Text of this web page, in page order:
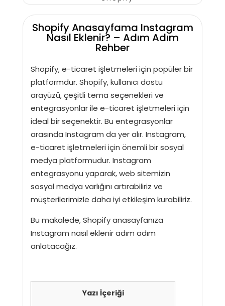
Shopify Anasayfama Instagram
Nasıl Eklenir? – Adım Adım
Rehber
Shopify, e-ticaret işletmeleri için popüler bir
platformdur. Shopify, kullanıcı dostu
arayüzü, çeşitli tema seçenekleri ve
entegrasyonlar ile e-ticaret işletmeleri için
ideal bir seçenektir. Bu entegrasyonlar
arasında Instagram da yer alır. Instagram,
e-ticaret işletmeleri için önemli bir sosyal
medya platformudur. Instagram
entegrasyonu yaparak, web sitemizin
sosyal medya varlığını artırabiliriz ve
müşterilerimizle daha iyi etkileşim kurabiliriz.
Bu makalede, Shopify anasayfanıza
Instagram nasıl eklenir adım adım
anlatacağız.
Yazı İçeriği